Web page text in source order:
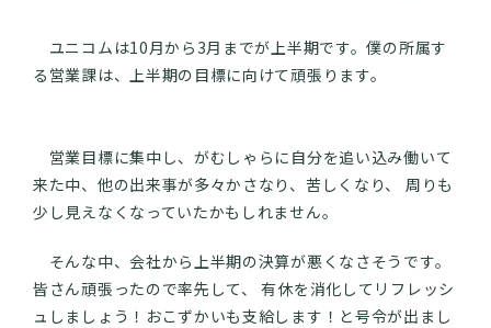
ユニコムは10月から3月までが上半期です。僕の所属す
る営業課は、上半期の目標に向けて頑張ります。
営業目標に集中し、がむしゃらに自分を追い込み働いて
来た中、他の出来事が多々かさなり、苦しくなり、 周りも
少し見えなくなっていたかもしれません。
そんな中、会社から上半期の決算が悪くなさそうです。
皆さん頑張ったので率先して、 有休を消化してリフレッシ
ュしましょう！おこずかいも支給します！と号令が出まし